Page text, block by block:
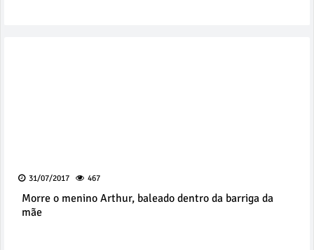
31/07/2017 467
Morre o menino Arthur, baleado dentro da barriga da
mãe